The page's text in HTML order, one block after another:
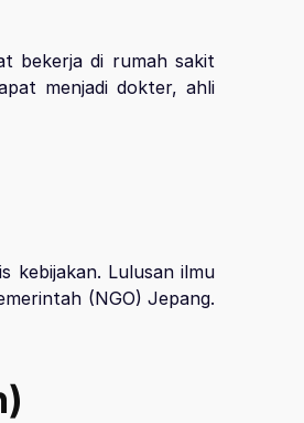
bekerja di rumah sakit
menjadi dokter, ahli
kebijakan. Lulusan ilmu
(NGO) Jepang.